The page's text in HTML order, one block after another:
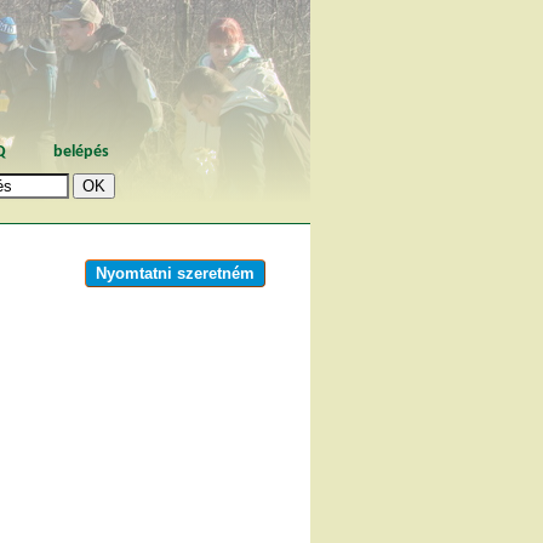
belépés
Nyomtatni szeretném